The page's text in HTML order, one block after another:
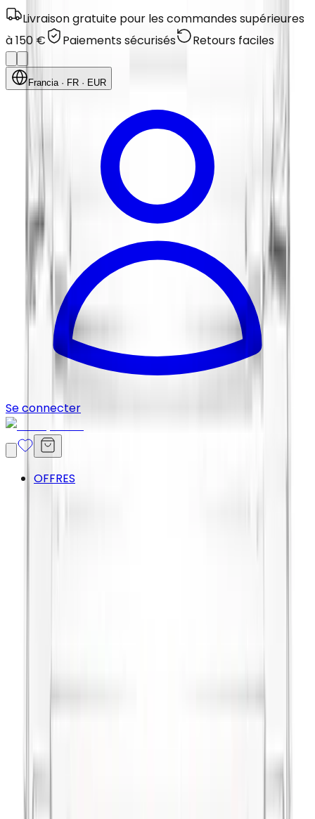
Livraison gratuite pour les commandes supérieures
à 150 €
Paiements sécurisés Retours faciles
Francia· FR · EUR
Se connecter
OFFRES